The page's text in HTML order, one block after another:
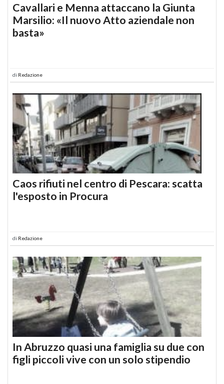
Cavallari e Menna attaccano la Giunta
Marsilio: «Il nuovo Atto aziendale non
basta»
di Redazione
Caos rifiuti nel centro di Pescara: scatta
l'esposto in Procura
di Redazione
In Abruzzo quasi una famiglia su due con
figli piccoli vive con un solo stipendio